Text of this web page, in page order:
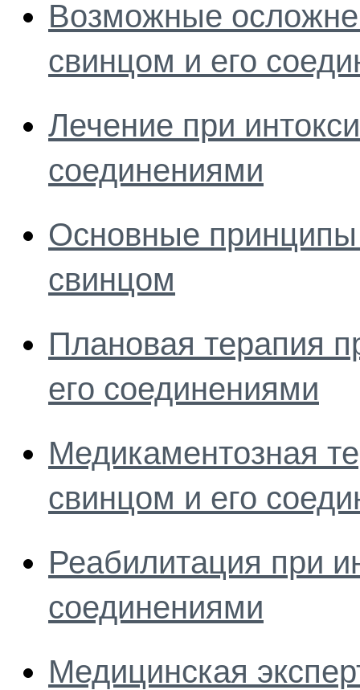
Возможные
свинцом и его
Лечение при
соединениями
Основные принципы
свинцом
Плановая терапия
его соединениями
Медикаментозная
свинцом и его
Реабилитация при
соединениями
Медицинская